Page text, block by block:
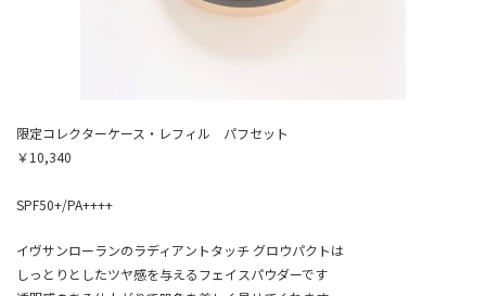
限定コレクターケース・レフィル パフセット
￥10,340
SPF50+/PA++++
イヴサンローランのラディアントタッチ グロウパクトは
しっとりとしたツヤ感を与えるフェイスパウダーです